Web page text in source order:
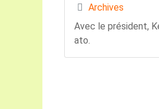
Archives
Avec le président,
ato.